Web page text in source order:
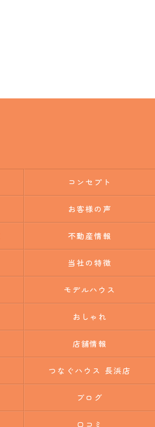
コンセプト
お客様の声
不動産情報
当社の特徴
モデルハウス
おしゃれ
店舗情報
つなぐハウス 長浜店
ブログ
口コミ